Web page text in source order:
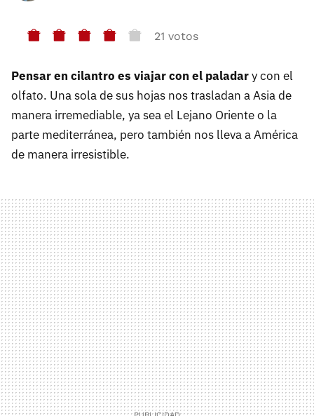
21 votos
Pensar en cilantro es viajar con el paladary con el
olfato. Una sola de sus hojas nos trasladan a Asia de
manera irremediable, ya sea el Lejano Oriente o la
parte mediterránea, pero también nos lleva a América
de manera irresistible.